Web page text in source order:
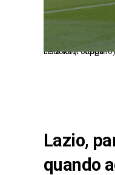
Lisbona (Portogallo) 23/08/2020 - finale Final Eight Champions League / Paris Saint Germain-Bayern Monaco / foto Getty/Uefa/Image Sport nella foto: coppa
Lazio,
quando